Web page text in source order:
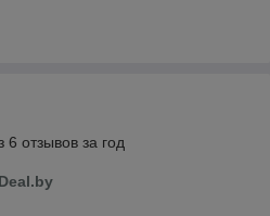
отзывов за год
Deal.by